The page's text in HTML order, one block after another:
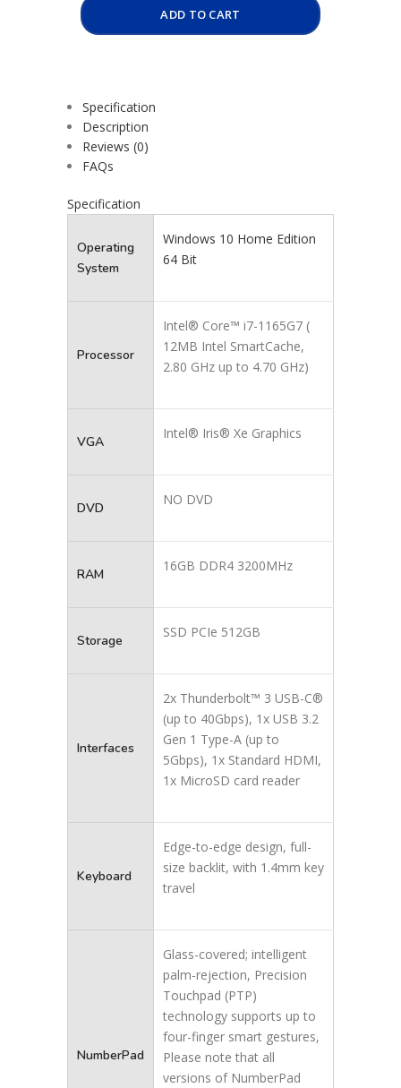
ADD TO CART
Specification
Description
Reviews (0)
FAQs
Specification
Operating
System
Windows 10 Home Edition
64 Bit
Processor
Intel® Core™ i7-1165G7 (
12MB Intel SmartCache,
2.80 GHz up to 4.70 GHz)
VGA
Intel® Iris® Xe Graphics
DVD
NO DVD
RAM
16GB DDR4 3200MHz
Storage
SSD PCIe 512GB
Interfaces
2x Thunderbolt™ 3 USB-C®
(up to 40Gbps), 1x USB 3.2
Gen 1 Type-A (up to
5Gbps), 1x Standard HDMI,
1x MicroSD card reader
Keyboard
Edge-to-edge design, full-
size backlit, with 1.4mm key
travel
NumberPad
Glass-covered; intelligent
palm-rejection, Precision
Touchpad (PTP)
technology supports up to
four-finger smart gestures,
Please note that all
versions of NumberPad